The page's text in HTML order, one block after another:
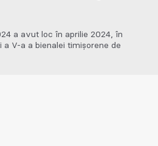
a avut loc în aprilie 2024, în
a V-a a bienalei timișorene de